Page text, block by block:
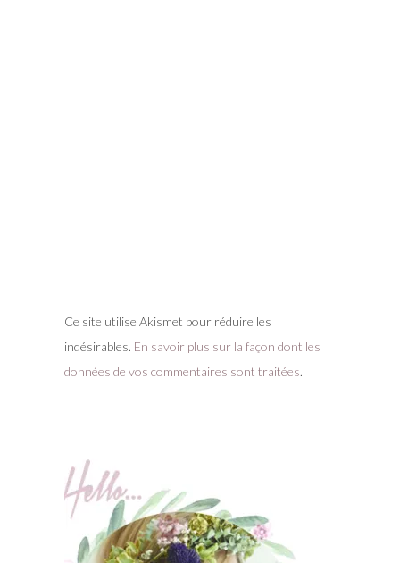
Ce site utilise Akismet pour réduire les
indésirables. En savoir plus sur la façon dont les
données de vos commentaires sont traitées.